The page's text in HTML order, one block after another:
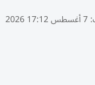
7 أغسطس 17:12 2026